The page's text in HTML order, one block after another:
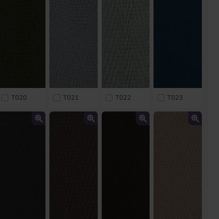
T020 T021 T022 T023